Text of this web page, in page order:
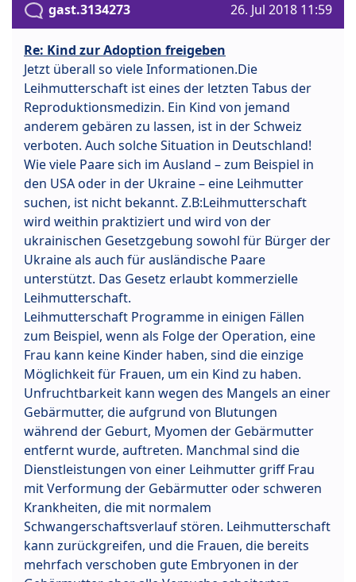
gast.3134273 26. Jul 2018 11:59
Re: Kind zur Adoption freigeben
Jetzt überall so viele Informationen.Die
Leihmutterschaft ist eines der letzten Tabus der
Reproduktionsmedizin. Ein Kind von jemand
anderem gebären zu lassen, ist in der Schweiz
verboten. Auch solche Situation in Deutschland!
Wie viele Paare sich im Ausland – zum Beispiel in
den USA oder in der Ukraine – eine Leihmutter
suchen, ist nicht bekannt. Z.B:Leihmutterschaft
wird weithin praktiziert und wird von der
ukrainischen Gesetzgebung sowohl für Bürger der
Ukraine als auch für ausländische Paare
unterstützt. Das Gesetz erlaubt kommerzielle
Leihmutterschaft.
Leihmutterschaft Programme in einigen Fällen
zum Beispiel, wenn als Folge der Operation, eine
Frau kann keine Kinder haben, sind die einzige
Möglichkeit für Frauen, um ein Kind zu haben.
Unfruchtbarkeit kann wegen des Mangels an einer
Gebärmutter, die aufgrund von Blutungen
während der Geburt, Myomen der Gebärmutter
entfernt wurde, auftreten. Manchmal sind die
Dienstleistungen von einer Leihmutter griff Frau
mit Verformung der Gebärmutter oder schweren
Krankheiten, die mit normalem
Schwangerschaftsverlauf stören. Leihmutterschaft
kann zurückgreifen, und die Frauen, die bereits
mehrfach verschoben gute Embryonen in der